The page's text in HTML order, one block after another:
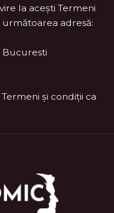
la acești Termeni
adresă:
Bucuresti
Termeni și condiții ca